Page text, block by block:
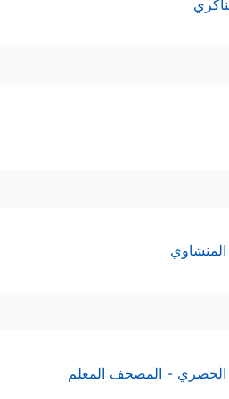
الحصري - المصحف المعلم